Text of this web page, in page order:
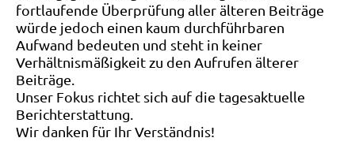
fortlaufende Überprüfung aller älteren Beiträge
würde jedoch einen kaum durchführbaren
Aufwand bedeuten und steht in keiner
Verhältnismäßigkeit zu den Aufrufen älterer
Beiträge.
Unser Fokus richtet sich auf die tagesaktuelle
Berichterstattung.
Wir danken für Ihr Verständnis!